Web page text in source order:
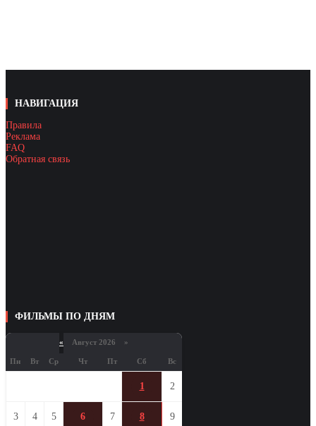
НАВИГАЦИЯ
Правила
Реклама
FAQ
Обратная связь
ФИЛЬМЫ ПО ДНЯМ
« Август 2026 »
Пн Вт Ср Чт Пт Сб Вс
1 2
3 4 5 6 7 8 9